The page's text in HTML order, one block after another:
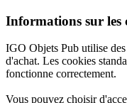
Informations sur les
IGO Objets Pub utilise
d'achat. Les cookies
fonctionne correctement.
Vous pouvez choisir